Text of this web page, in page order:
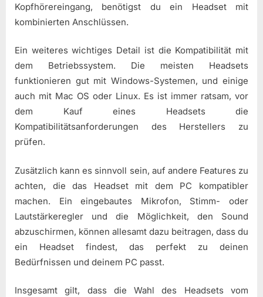
Kopfhörereingang, benötigst du ein Headset mit
kombinierten Anschlüssen.
Ein weiteres wichtiges Detail ist die Kompatibilität mit
dem Betriebssystem. Die meisten Headsets
funktionieren gut mit Windows-Systemen, und einige
auch mit Mac OS oder Linux. Es ist immer ratsam, vor
dem Kauf eines Headsets die
Kompatibilitätsanforderungen des Herstellers zu
prüfen.
Zusätzlich kann es sinnvoll sein, auf andere Features zu
achten, die das Headset mit dem PC kompatibler
machen. Ein eingebautes Mikrofon, Stimm- oder
Lautstärkeregler und die Möglichkeit, den Sound
abzuschirmen, können allesamt dazu beitragen, dass du
ein Headset findest, das perfekt zu deinen
Bedürfnissen und deinem PC passt.
Insgesamt gilt, dass die Wahl des Headsets vom